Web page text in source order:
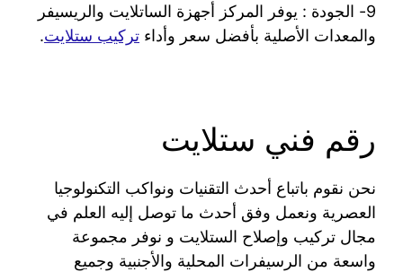
9- الجودة : يوفر المركز أجهزة الساتلايت والريسيفر
والمعدات الأصلية بأفضل سعر وأداء تركيب ستلايت.
رقم فني ستلايت
نحن نقوم باتباع أحدث التقنيات ونواكب التكنولوجيا
العصرية ونعمل وفق أحدث ما توصل إليه العلم في
مجال تركيب وإصلاح الستلايت و نوفر مجموعة
واسعة من الرسيفرات المحلية والأجنبية وجميع